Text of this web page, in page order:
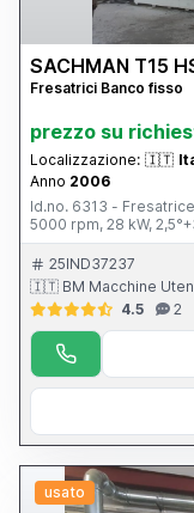
SACHMAN T15
Fresatrici Banco fisso
prezzo su
Localizzazione: 🇮🇹
Anno 2006
Id.no. 6313 -
5000 rpm, 28 kW,
25IND37237
🇮🇹 BM Macchine
4.5
2
usato